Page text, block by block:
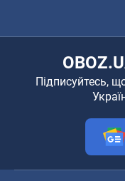
Підписуйтесь,